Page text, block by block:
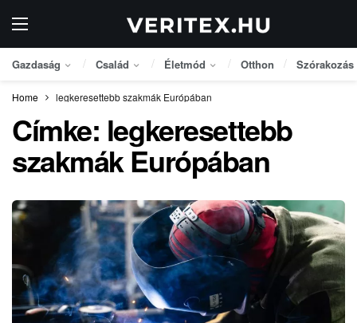
Gazdaság Család Életmód Otthon Szórakozás
Home legkeresettebb szakmák Európában
Címke: legkeresettebb
szakmák Európában